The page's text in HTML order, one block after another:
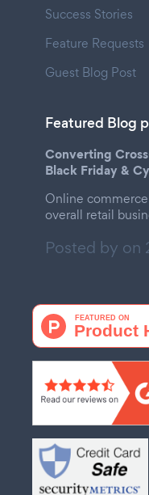
Success Stories
Feature Requests
Guest Blog Post
Featured Blog
Converting
Black Friday &
Online
overall retail
Posted by on